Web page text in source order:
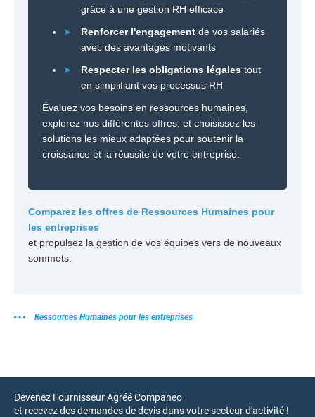
grâce à une gestion RH efficace
➤
Renforcer l'engagement de vos salariés
avec des avantages motivants
➤
Respecter les obligations légales tout
en simplifiant vos processus RH
Évaluez vos besoins en ressources humaines,
explorez nos différentes offres, et choisissez les
solutions les mieux adaptées pour soutenir la
croissance et la réussite de votre entreprise.
Comparez les offres de Ressources Humaines pour
les entreprises
et propulsez la gestion de vos équipes vers de nouveaux
sommets.
Ressources Humaines pour les entreprises
Devenez Fournisseur Agréé Companeo
et recevez des demandes de devis dans votre secteur d'activité !